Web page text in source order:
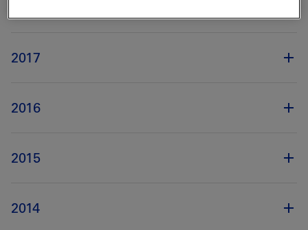
2017
2016
2015
2014